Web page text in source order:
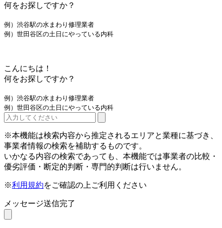
何をお探しですか？
例）渋谷駅の水まわり修理業者
例）世田谷区の土日にやっている内科
こんにちは！
何をお探しですか？
例）渋谷駅の水まわり修理業者
例）世田谷区の土日にやっている内科
※本機能は検索内容から推定されるエリアと業種に基づき、
事業者情報の検索を補助するものです。
いかなる内容の検索であっても、本機能では事業者の比較・
優劣評価・断定的判断・専門的判断は行いません。
※利用規約をご確認の上ご利用ください
メッセージ送信完了